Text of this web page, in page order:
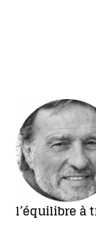
l’équilibre à